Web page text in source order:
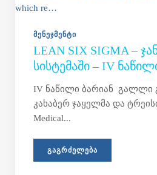
ᲛᲔᲜᲔᲯᲛᲔᲜᲢᲘ
LEAN SIX SIGMA –
ᲡᲘᲡᲢᲔᲛᲐᲨᲘ – IV
IV ნაწილი ბარიან გალლი
კახაბერ ჯაყელმა და
Medical...
ᲒᲐᲒᲠᲫᲔᲚᲔᲑᲐ